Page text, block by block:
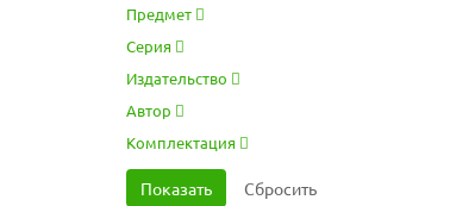
Предмет
Серия
Издательство
Автор
Комплектация